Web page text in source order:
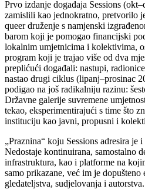
Prvo izdanje događaja Sessions
zamislili kao jednokratno, pretvorilo
queer druženje s namjenski
barom koji je pomogao financijski
lokalnim umjetnicima i kolektivima,
program koji je trajao više od dva
preplićući događali: nastupi,
nastao drugi ciklus (lipanj–prosinac
podigao na još radikalniju razinu:
Državne galerije suvremene
tekao, eksperimentirajući s time što
instituciju kao javni, propusni i
„Praznina“ koju Sessions adresira je
Nedostaje kontinuirana, samostalno
infrastruktura, kao i platforme na
samo prikazane, već im je
gledateljstva, sudjelovanja i autorstva.